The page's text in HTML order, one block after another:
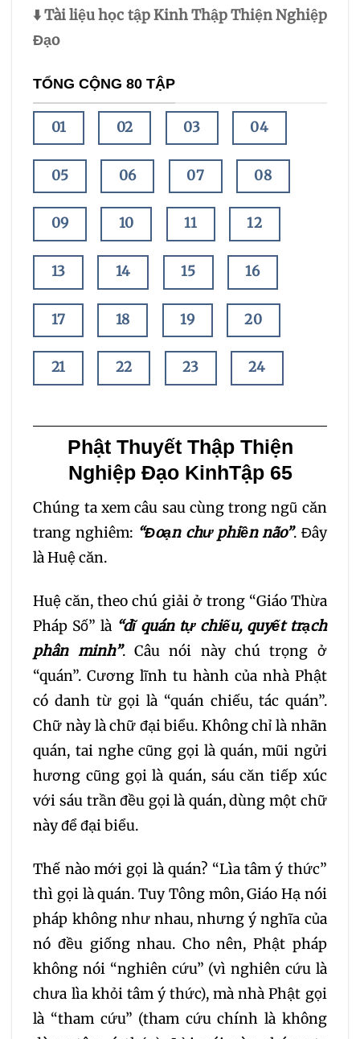
⬇️ Tài liệu học tập Kinh Thập Thiện Nghiệp
Đạo
TỔNG CỘNG 80 TẬP
01 02 03 04
05 06 07 08
09 10 11 12
13 14 15 16
17 18 19 20
21 22 23 24
30 31 32
33 34 35 36
37
41 42 43 44
45 46 47 48
49 50 51 52
53 54 55 56
57 58 59 60
65 66 67 68
69 70 71 72
73 74 75 76
Phật Thuyết Thập Thiện
Nghiệp Đạo KinhTập 65
Chúng ta xem câu sau cùng trong ngũ căn
trang nghiêm: “Đoạn chư phiền não”. Đây
là Huệ căn.
Huệ căn, theo chú giải ở trong “Giáo Thừa
Pháp Số” là “dĩ quán tự chiếu, quyết trạch
phân minh”. Câu nói này chú trọng ở
“quán”. Cương lĩnh tu hành của nhà Phật
có danh từ gọi là “quán chiếu, tác quán”.
Chữ này là chữ đại biểu. Không chỉ là nhãn
quán, tai nghe cũng gọi là quán, mũi ngửi
hương cũng gọi là quán, sáu căn tiếp xúc
với sáu trần đều gọi là quán, dùng một chữ
này để đại biểu.
Thế nào mới gọi là quán? “Lìa tâm ý thức”
thì gọi là quán. Tuy Tông môn, Giáo Hạ nói
pháp không như nhau, nhưng ý nghĩa của
nó đều giống nhau. Cho nên, Phật pháp
không nói “nghiên cứu” (vì nghiên cứu là
chưa lìa khỏi tâm ý thức), mà nhà Phật gọi
là “tham cứu” (tham cứu chính là không